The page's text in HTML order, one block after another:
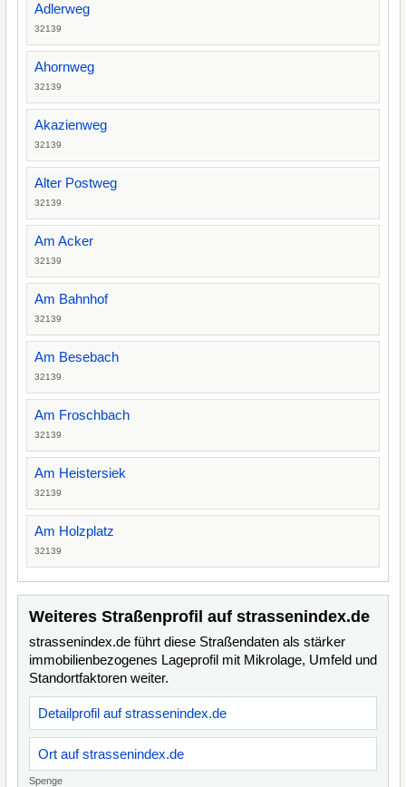
Adlerweg
32139
Ahornweg
32139
Akazienweg
32139
Alter Postweg
32139
Am Acker
32139
Am Bahnhof
32139
Am Besebach
32139
Am Froschbach
32139
Am Heistersiek
32139
Am Holzplatz
32139
Weiteres Straßenprofil auf strassenindex.de
strassenindex.de führt diese Straßendaten als stärker
immobilienbezogenes Lageprofil mit Mikrolage, Umfeld und
Standortfaktoren weiter.
Detailprofil auf strassenindex.de
Ort auf strassenindex.de
Spenge